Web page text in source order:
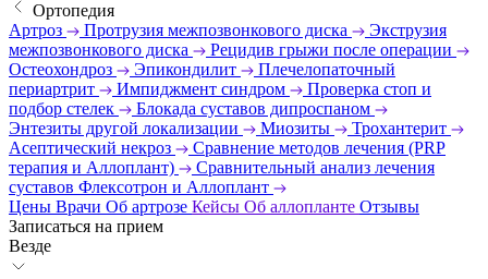
Ортопедия
Артроз
Протрузия межпозвонкового диска
Экструзия
межпозвонкового диска
Рецидив грыжи после операции
Остеохондроз
Эпикондилит
Плечелопаточный
периартрит
Импиджмент синдром
Проверка стоп и
подбор стелек
Блокада суставов дипроспаном
Энтезиты другой локализации
Миозиты
Трохантерит
Асептический некроз
Сравнение методов лечения (PRP
терапия и Аллоплант)
Сравнительный анализ лечения
суставов Флексотрон и Аллоплант
Цены Врачи Об артрозе Кейсы Об аллопланте Отзывы
Записаться на прием
Везде